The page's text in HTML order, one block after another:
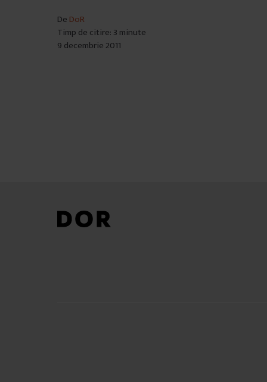
De DoR
Timp de citire: 3 minute
9 decembrie 2011